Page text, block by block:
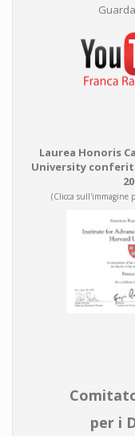
Laurea Honoris
University
(Clicca sull'immagine
per i